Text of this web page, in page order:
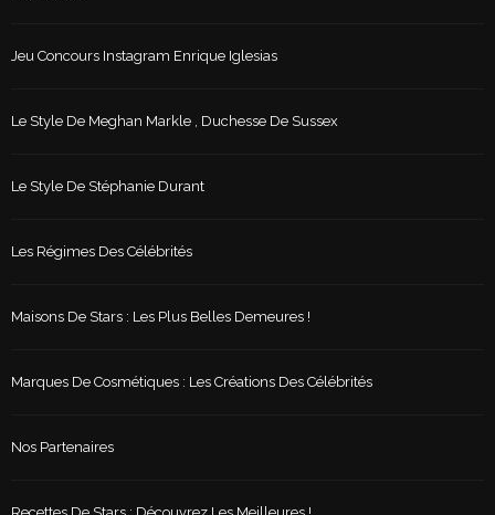
Jeu Concours Instagram Enrique Iglesias
Le Style De Meghan Markle , Duchesse De Sussex
Le Style De Stéphanie Durant
Les Régimes Des Célébrités
Maisons De Stars : Les Plus Belles Demeures !
Marques De Cosmétiques : Les Créations Des Célébrités
Nos Partenaires